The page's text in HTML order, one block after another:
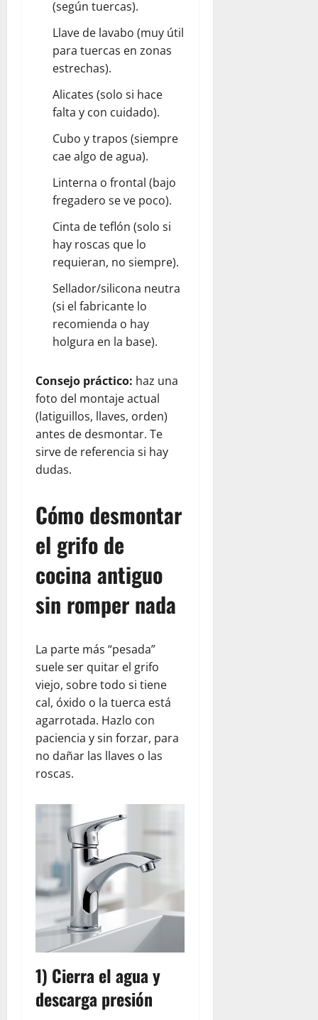
(según tuercas).
Llave de lavabo (muy útil
para tuercas en zonas
estrechas).
Alicates (solo si hace
falta y con cuidado).
Cubo y trapos (siempre
cae algo de agua).
Linterna o frontal (bajo
fregadero se ve poco).
Cinta de teflón (solo si
hay roscas que lo
requieran, no siempre).
Sellador/silicona neutra
(si el fabricante lo
recomienda o hay
holgura en la base).
Consejo práctico: haz una
foto del montaje actual
(latiguillos, llaves, orden)
antes de desmontar. Te
sirve de referencia si hay
dudas.
Cómo desmontar
el grifo de
cocina antiguo
sin romper nada
La parte más “pesada”
suele ser quitar el grifo
viejo, sobre todo si tiene
cal, óxido o la tuerca está
agarrotada. Hazlo con
paciencia y sin forzar, para
no dañar las llaves o las
roscas.
1) Cierra el agua y
descarga presión